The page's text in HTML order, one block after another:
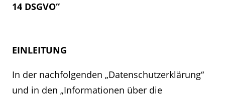
14 DSGVO“
EINLEITUNG
In der nachfolgenden „Datenschutzerklärung“
und in den „Informationen über die